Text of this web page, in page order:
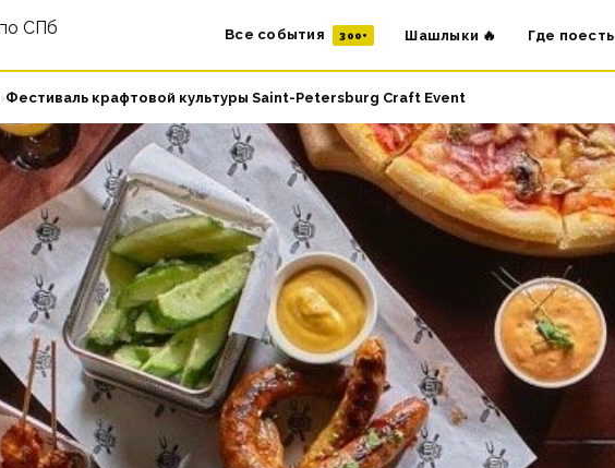
Все события 300+ Шашлыки 🔥 Где поесть
›Фестиваль крафтовой культуры Saint-Petersburg Craft Event